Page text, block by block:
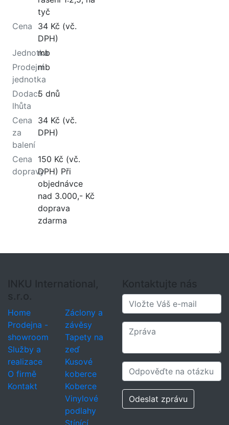
tyč
Cena
34 Kč (vč.
DPH)
Jednotka
mb
Prodejní
jednotka
mb
Dodací
lhůta
5 dnů
Cena
za
balení
34 Kč (vč.
DPH)
Cena
dopravy
150 Kč (vč.
DPH) Při
objednávce
nad 3.000,- Kč
doprava
zdarma
INKU International,
s.r.o.
Home
Prodejna -
showroom
Služby a
realizace
O firmě
Kontakt
Záclony a
závěsy
Tapety na
zeď
Kusové
koberce
Koberce
Vinylové
podlahy
Stínící
Kontaktujte nás
Odeslat zprávu